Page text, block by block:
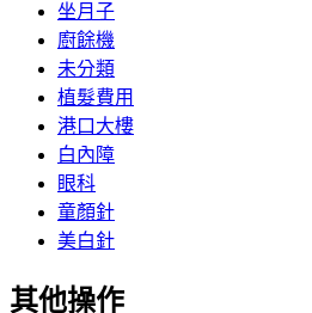
坐月子
廚餘機
未分類
植髮費用
港口大樓
白內障
眼科
童顏針
美白針
其他操作